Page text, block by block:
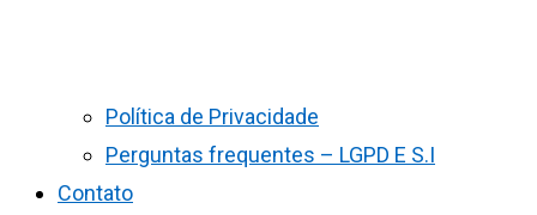
Política de Privacidade
Perguntas frequentes – LGPD E S.I
Contato